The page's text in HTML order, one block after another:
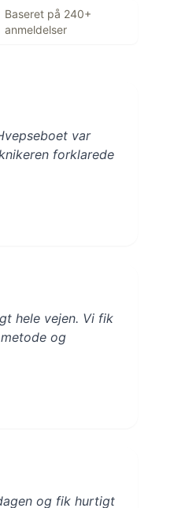
Baseret på 240+
anmeldelser
var
forklarede
hele vejen. Vi fik
og
og fik hurtigt